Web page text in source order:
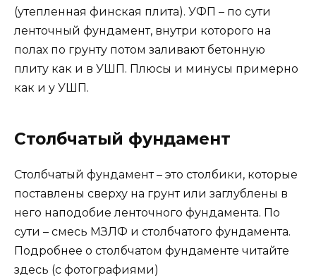
(утепленная финская плита). УФП – по сути
ленточный фундамент, внутри которого на
полах по грунту потом заливают бетонную
плиту как и в УШП. Плюсы и минусы примерно
как и у УШП.
Столбчатый фундамент
Столбчатый фундамент – это столбики, которые
поставлены сверху на грунт или заглублены в
него наподобие ленточного фундамента. По
сути – смесь МЗЛФ и столбчатого фундамента.
Подробнее о столбчатом фундаменте читайте
здесь (с фотографиями)